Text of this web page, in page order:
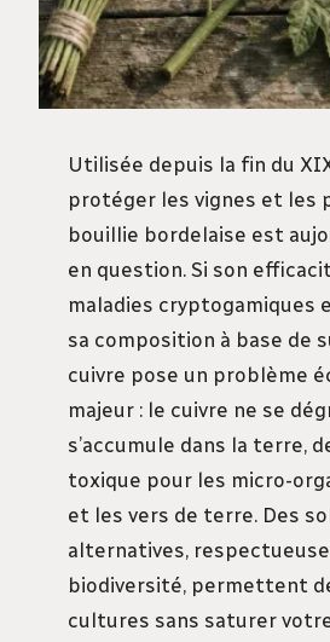
Utilisée depuis la fin du
protéger les vignes et les
bouillie bordelaise est
en question. Si son
maladies cryptogamiques
sa composition à base de
cuivre pose un problème
majeur : le cuivre ne se
s’accumule dans la terre,
toxique pour les micro-
et les vers de terre. Des
alternatives,
biodiversité, permettent
cultures sans saturer